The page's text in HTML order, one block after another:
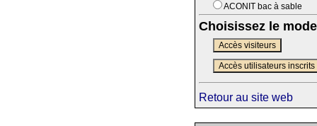
ACONIT bac à sable
Choisissez le
Accès visiteurs
Accès utilisateurs inscrits
Retour au site web